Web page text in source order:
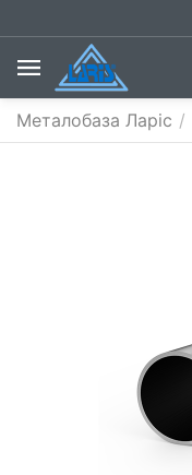
Металобаза Ларіс /